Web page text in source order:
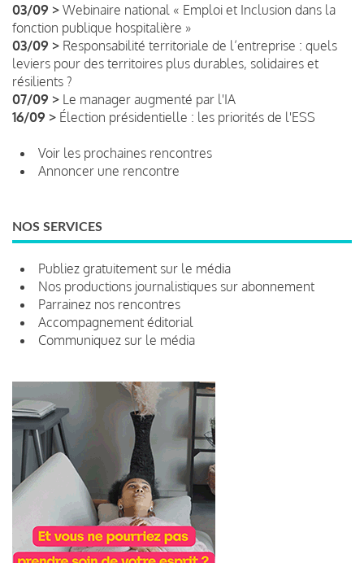
03/09 > Webinaire national « Emploi et Inclusion dans la
fonction publique hospitalière »
03/09 > Responsabilité territoriale de l’entreprise : quels
leviers pour des territoires plus durables, solidaires et
résilients ?
07/09 > Le manager augmenté par l'IA
16/09 > Élection présidentielle : les priorités de l'ESS
Voir les prochaines rencontres
Annoncer une rencontre
NOS SERVICES
Publiez gratuitement sur le média
Nos productions journalistiques sur abonnement
Parrainez nos rencontres
Accompagnement éditorial
Communiquez sur le média